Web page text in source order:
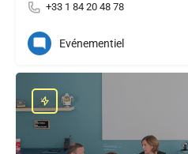
+33 1 84 20 48 78
Evénementiel